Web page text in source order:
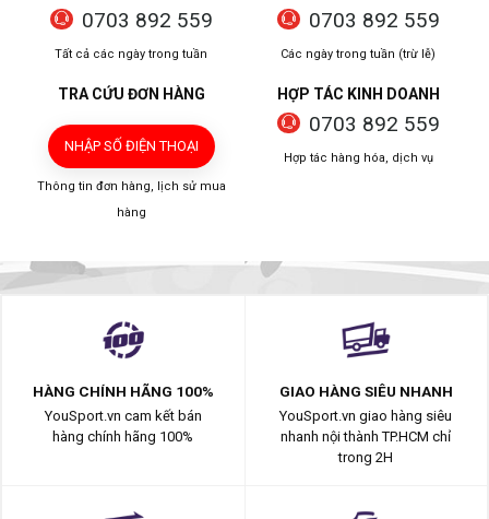
0703 892 559
Tất cả các ngày trong tuần
0703 892 559
Các ngày trong tuần (trừ lễ)
TRA CỨU ĐƠN HÀNG
NHẬP SỐ ĐIỆN THOẠI
Thông tin đơn hàng, lịch sử mua
hàng
HỢP TÁC KINH DOANH
0703 892 559
Hợp tác hàng hóa, dịch vụ
HÀNG CHÍNH HÃNG 100%
YouSport.vn cam kết bán
hàng chính hãng 100%
GIAO HÀNG SIÊU NHANH
YouSport.vn giao hàng siêu
nhanh nội thành TP.HCM chỉ
trong 2H